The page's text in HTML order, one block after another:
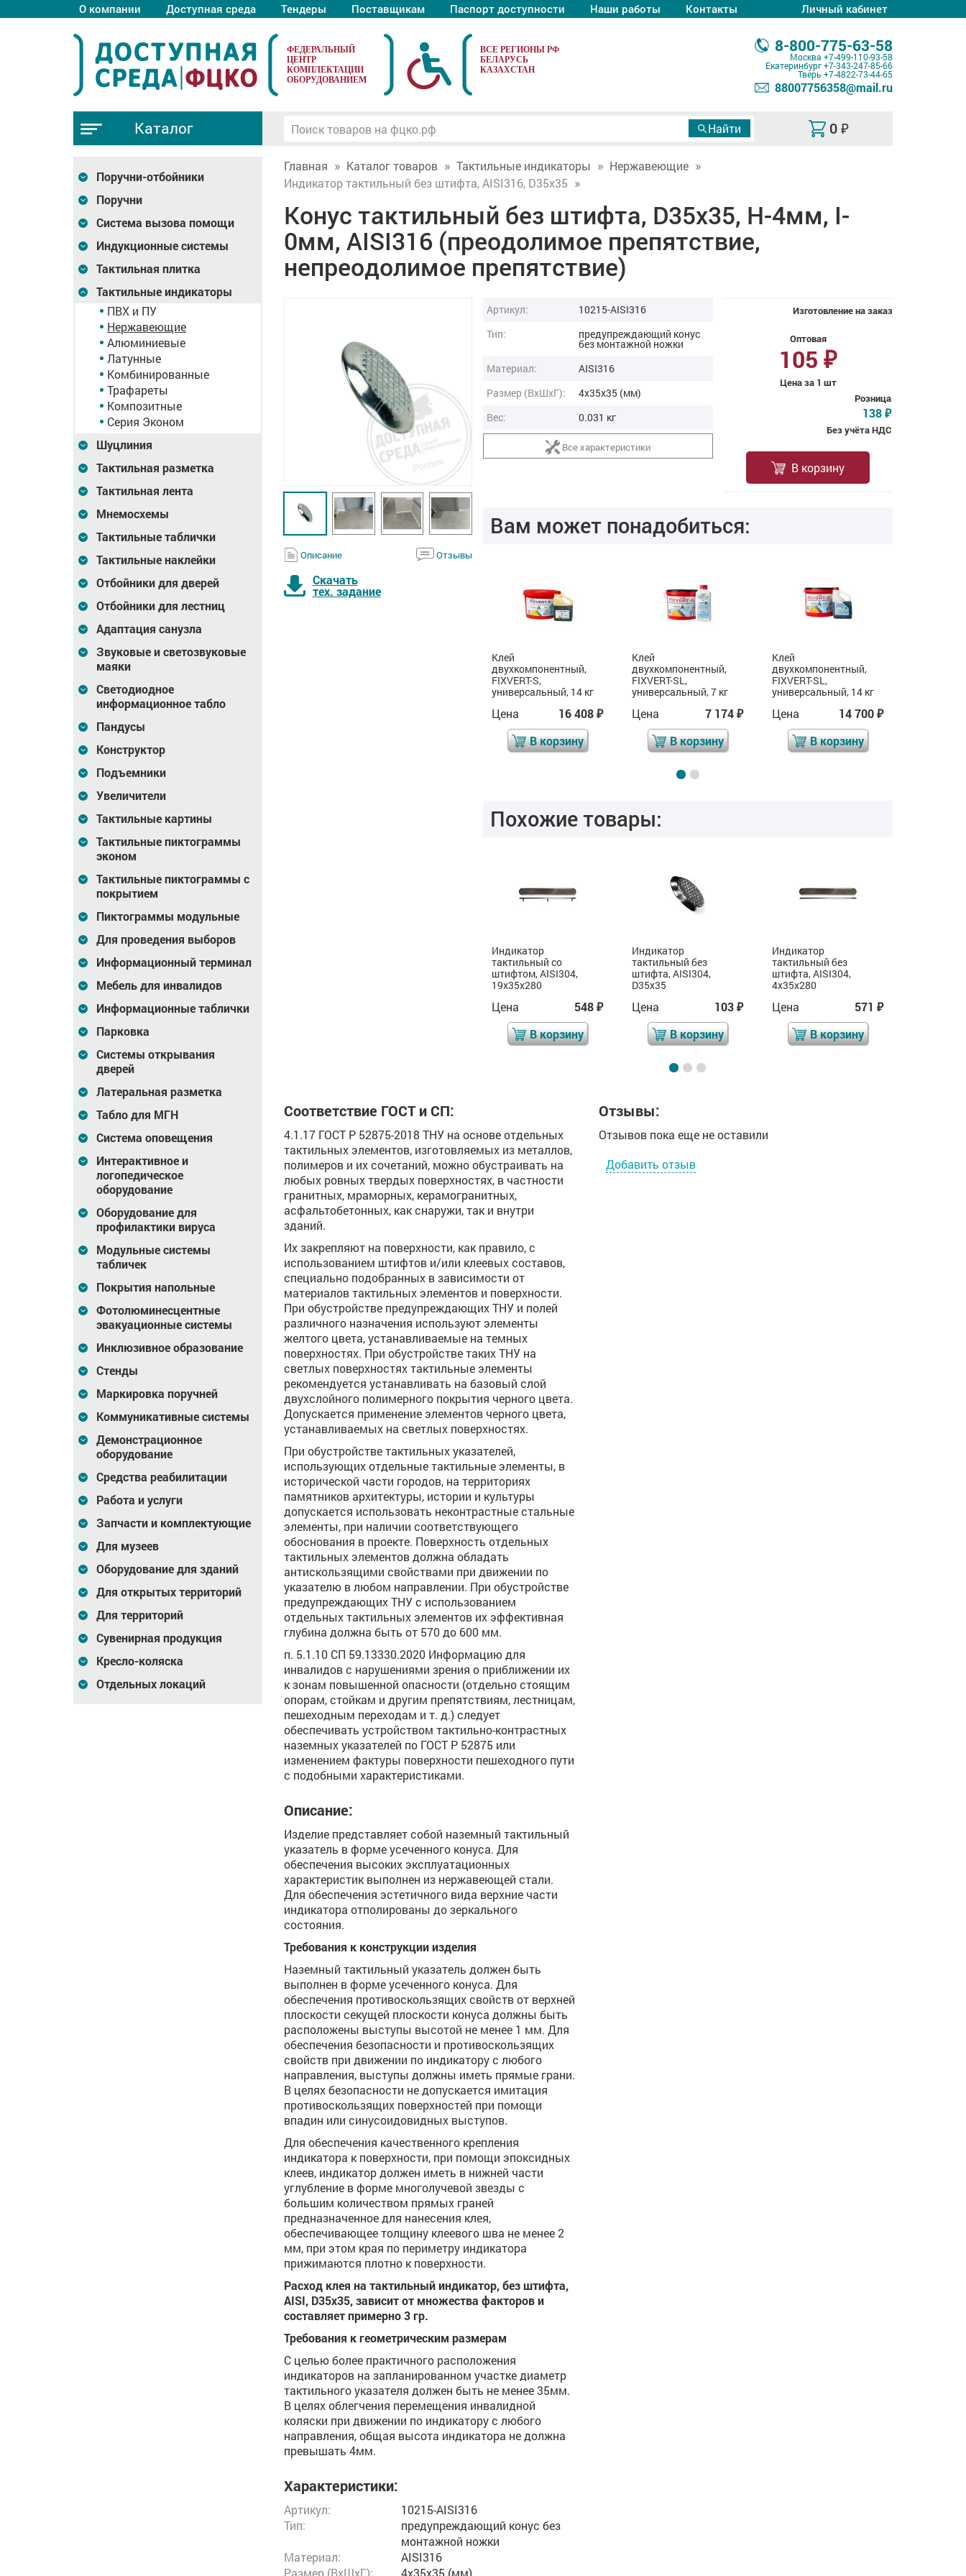
О компании Доступная среда Тендеры Поставщикам Паспорт доступности Наши работы Контакты Личный кабинет
ФЕДЕРАЛЬНЫЙ
ЦЕНТР
КОМПЛЕКТАЦИИ
ОБОРУДОВАНИЕМ
8-800-775-63-58
Москва +7-499-110-93-58
Екатеринбург+7-343-247-85-66
Тверь +7-4822-73-44-65
88007756358@mail.ru
0 ₽
Каталог
Поручни-отбойники
Поручни
Система вызова помощи
Индукционные системы
Тактильная плитка
Тактильные индикаторы
ПВХ и ПУ
Нержавеющие
Алюминиевые
Латунные
Комбинированные
Трафареты
Композитные
Серия Эконом
Шуцлиния
Тактильная разметка
Тактильная лента
Мнемосхемы
Тактильные таблички
Тактильные наклейки
Отбойники для дверей
Отбойники для лестниц
Адаптация санузла
Звуковые и светозвуковые
маяки
Светодиодное
информационное табло
Пандусы
Конструктор
Подъемники
Увеличители
Тактильные картины
Тактильные пиктограммы
эконом
Тактильные пиктограммы с
покрытием
Пиктограммы модульные
Для проведения выборов
Информационный терминал
Мебель для инвалидов
Информационные таблички
Парковка
Системы открывания
дверей
Латеральная разметка
Табло для МГН
Система оповещения
Интерактивное и
логопедическое
оборудование
Оборудование для
профилактики вируса
Модульные системы
табличек
Покрытия напольные
Фотолюминесцентные
эвакуационные системы
Инклюзивное образование
Стенды
Маркировка поручней
Коммуникативные системы
Демонстрационное
оборудование
Средства реабилитации
Работа и услуги
Запчасти и комплектующие
Для музеев
Оборудование для зданий
Для открытых территорий
Для территорий
Сувенирная продукция
Кресло-коляска
Отдельных локаций
Главная Каталог товаров Тактильные индикаторы
Нержавеющие
Индикатор тактильный без штифта, AISI316, D35x35
Конус тактильный без штифта, D35x35, H-4мм, I-
0мм, AISI316 (преодолимое препятствие,
непреодолимое препятствие)
Описание Отзывы
Скачать
тех. задание
Изготовление на заказ
Оптовая
105 ₽
Цена за 1 шт
Розница
138 ₽
Без учёта НДС
В корзину
Артикул:
10215-AISI316
Тип:
предупреждающий конус
без монтажной ножки
Материал:
AISI316
Размер (ВxШxГ):
4x35x35 (мм)
Вес:
0.031 кг
Все характеристики
Вам может понадобиться:
Клей
двухкомпонентный,
универсальный, 14 кг
14 700
Знак "Уступите дорогу
Клей
двухкомпонентный,
FIXVERT-S,
универсальный, 14 кг
Цена 16 408₽
В корзину
Клей
двухкомпонентный,
FIXVERT-SL,
универсальный, 7 кг
Цена 7 174₽
В корзину
Клей
двухкомпонентный,
FIXVERT-SL,
универсальный, 14 кг
Цена 14 700₽
В корзину
Похожие товары:
Индикатор
тактильный без
штифта, AISI304,
4х20х290
Цена 340₽
В корзину
Индикатор
тактильный, квадрат,
со штифтом, AISI304,
D25x25
Цена
Индикатор
тактильный со
штифтом, AISI304,
19х35х280
Цена 548₽
В корзину
Индикатор
тактильный без
штифта, AISI304,
D35x35
Цена 103₽
В корзину
Индикатор
тактильный без
штифта, AISI304,
4х35х280
Цена 571₽
В корзину
Соответствие ГОСТ и СП:
4.1.17 ГОСТ Р 52875-2018 ТНУ на основе отдельных
тактильных элементов, изготовляемых из металлов,
полимеров и их сочетаний, можно обустраивать на
любых ровных твердых поверхностях, в частности
гранитных, мраморных, керамогранитных,
асфальтобетонных, как снаружи, так и внутри
зданий.
Их закрепляют на поверхности, как правило, с
использованием штифтов и/или клеевых составов,
специально подобранных в зависимости от
материалов тактильных элементов и поверхности.
При обустройстве предупреждающих ТНУ и полей
различного назначения используют элементы
желтого цвета, устанавливаемые на темных
поверхностях. При обустройстве таких ТНУ на
светлых поверхностях тактильные элементы
рекомендуется устанавливать на базовый слой
двухслойного полимерного покрытия черного цвета.
Допускается применение элементов черного цвета,
устанавливаемых на светлых поверхностях.
При обустройстве тактильных указателей,
использующих отдельные тактильные элементы, в
исторической части городов, на территориях
памятников архитектуры, истории и культуры
допускается использовать неконтрастные стальные
элементы, при наличии соответствующего
обоснования в проекте. Поверхность отдельных
тактильных элементов должна обладать
антискользящими свойствами при движении по
указателю в любом направлении. При обустройстве
предупреждающих ТНУ с использованием
отдельных тактильных элементов их эффективная
глубина должна быть от 570 до 600 мм.
п. 5.1.10 СП 59.13330.2020 Информацию для
инвалидов с нарушениями зрения о приближении их
к зонам повышенной опасности (отдельно стоящим
опорам, стойкам и другим препятствиям, лестницам,
пешеходным переходам и т. д.) следует
обеспечивать устройством тактильно-контрастных
наземных указателей по ГОСТ Р 52875 или
изменением фактуры поверхности пешеходного пути
с подобными характеристиками.
Описание:
Изделие представляет собой наземный тактильный
указатель в форме усеченного конуса. Для
обеспечения высоких эксплуатационных
характеристик выполнен из нержавеющей стали.
Для обеспечения эстетичного вида верхние части
индикатора отполированы до зеркального
состояния.
Требования к конструкции изделия
Наземный тактильный указатель должен быть
выполнен в форме усеченного конуса. Для
обеспечения противоскользящих свойств от верхней
плоскости секущей плоскости конуса должны быть
расположены выступы высотой не менее 1 мм. Для
обеспечения безопасности и противоскользящих
свойств при движении по индикатору с любого
направления, выступы должны иметь прямые грани.
В целях безопасности не допускается имитация
противоскользящих поверхностей при помощи
впадин или синусоидовидных выступов.
Для обеспечения качественного крепления
индикатора к поверхности, при помощи эпоксидных
клеев, индикатор должен иметь в нижней части
углубление в форме многолучевой звезды с
большим количеством прямых граней
предназначенное для нанесения клея,
обеспечивающее толщину клеевого шва не менее 2
мм, при этом края по периметру индикатора
прижимаются плотно к поверхности.
Расход клея на тактильный индикатор, без штифта,
AISI, D35х35, зависит от множества факторов и
составляет примерно 3 гр.
Требования к геометрическим размерам
С целью более практичного расположения
индикаторов на запланированном участке диаметр
тактильного указателя должен быть не менее 35мм.
В целях облегчения перемещения инвалидной
коляски при движении по индикатору с любого
направления, общая высота индикатора не должна
превышать 4мм.
Характеристики:
Артикул:
10215-AISI316
Тип:
предупреждающий конус без
монтажной ножки
Материал:
AISI316
Размер (ВxШxГ):
4x35x35 (мм)
Отзывы:
Отзывов пока еще не оставили
Добавить отзыв